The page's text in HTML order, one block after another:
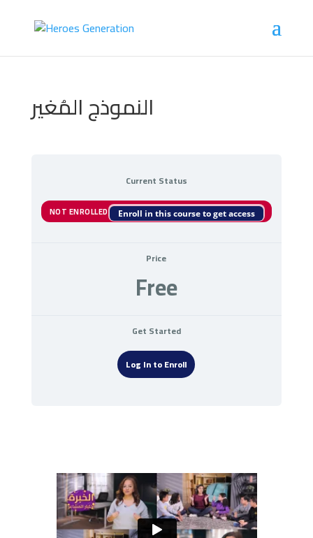
النموذج المُغير
Current Status
NOT ENROLLED Enroll in this course to get access
Price
Free
Get Started
Log In to Enroll